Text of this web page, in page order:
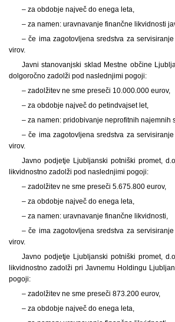
– za obdobje največ do enega leta,
– za namen: uravnavanje finančne likvidnosti
– če ima zagotovljena sredstva za
virov.
Javni stanovanjski sklad Mestne občine
dolgoročno zadolži pod naslednjimi pogoji:
– zadolžitev ne sme preseči 10.000.000 eurov,
– za obdobje največ do petindvajset let,
– za namen: pridobivanje neprofitnih najemnih
– če ima zagotovljena sredstva za
virov.
Javno podjetje Ljubljanski potniški promet,
likvidnostno zadolži pod naslednjimi pogoji:
– zadolžitev ne sme preseči 5.675.800 eurov,
– za obdobje največ do enega leta,
– za namen: uravnavanje finančne likvidnosti,
– če ima zagotovljena sredstva za
virov.
Javno podjetje Ljubljanski potniški promet,
likvidnostno zadolži pri Javnemu Holdingu
pogoji:
– zadolžitev ne sme preseči 873.200 eurov,
– za obdobje največ do enega leta,